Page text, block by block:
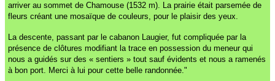
arriver au sommet de Chamouse (1532 m). La prairie était parsemée de
fleurs créant une mosaïque de couleurs, pour le plaisir des yeux.
La descente, passant par le cabanon Laugier, fut compliquée par la
présence de clôtures modifiant la trace en possession du meneur qui
nous a guidés sur des « sentiers » tout sauf évidents et nous a ramenés
à bon port. Merci à lui pour cette belle randonnée."